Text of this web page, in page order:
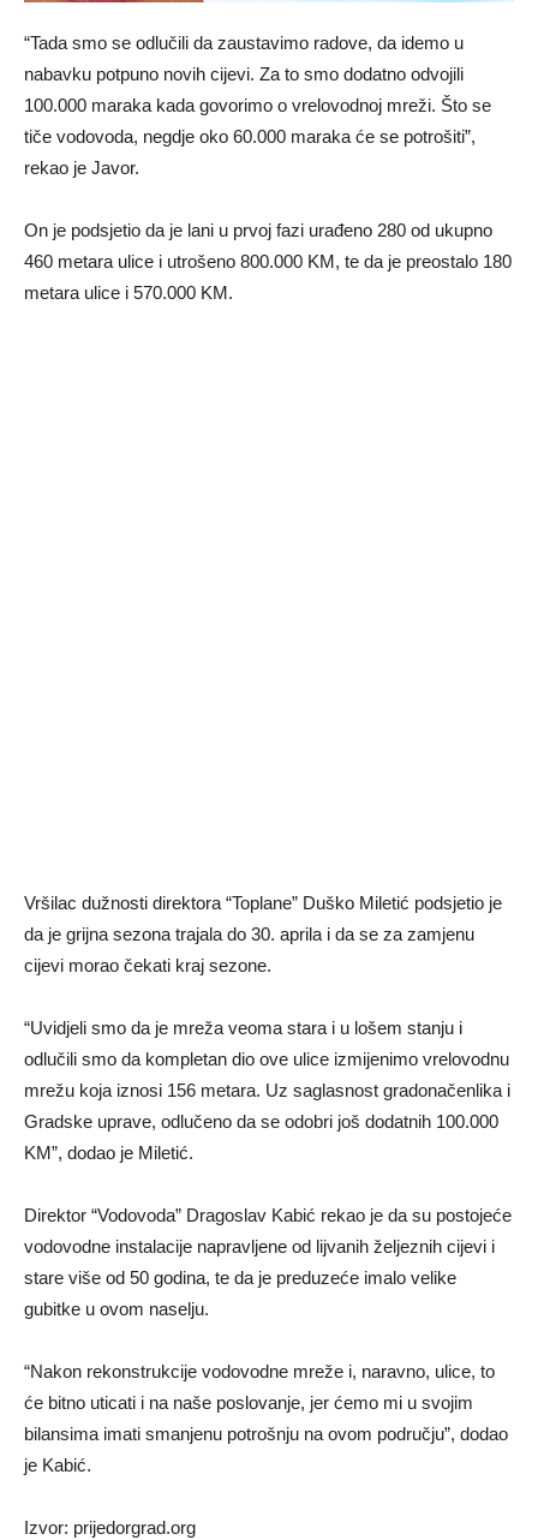
“Tada smo se odlučili da zaustavimo radove, da idemo u
nabavku potpuno novih cijevi. Za to smo dodatno odvojili
100.000 maraka kada govorimo o vrelovodnoj mreži. Što se
tiče vodovoda, negdje oko 60.000 maraka će se potrošiti”,
rekao je Javor.
On je podsjetio da je lani u prvoj fazi urađeno 280 od ukupno
460 metara ulice i utrošeno 800.000 KM, te da je preostalo 180
metara ulice i 570.000 KM.
Vršilac dužnosti direktora “Toplane” Duško Miletić podsjetio je
da je grijna sezona trajala do 30. aprila i da se za zamjenu
cijevi morao čekati kraj sezone.
“Uvidjeli smo da je mreža veoma stara i u lošem stanju i
odlučili smo da kompletan dio ove ulice izmijenimo vrelovodnu
mrežu koja iznosi 156 metara. Uz saglasnost gradonačenlika i
Gradske uprave, odlučeno da se odobri još dodatnih 100.000
KM”, dodao je Miletić.
Direktor “Vodovoda” Dragoslav Kabić rekao je da su postojeće
vodovodne instalacije napravljene od lijvanih željeznih cijevi i
stare više od 50 godina, te da je preduzeće imalo velike
gubitke u ovom naselju.
“Nakon rekonstrukcije vodovodne mreže i, naravno, ulice, to
će bitno uticati i na naše poslovanje, jer ćemo mi u svojim
bilansima imati smanjenu potrošnju na ovom području”, dodao
je Kabić.
Izvor: prijedorgrad.org